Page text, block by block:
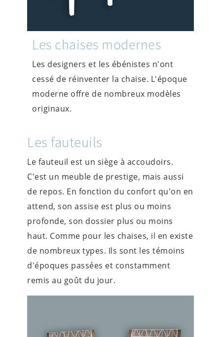
Les chaises modernes
Les designers et les ébénistes n'ont
cessé de réinventer la chaise. L'époque
moderne offre de nombreux modèles
originaux.
Les fauteuils
Le fauteuil est un siège à accoudoirs.
C'est un meuble de prestige, mais aussi
de repos. En fonction du confort qu'on en
attend, son assise est plus ou moins
profonde, son dossier plus ou moins
haut. Comme pour les chaises, il en existe
de nombreux types. Ils sont les témoins
d'époques passées et constamment
remis au goût du jour.